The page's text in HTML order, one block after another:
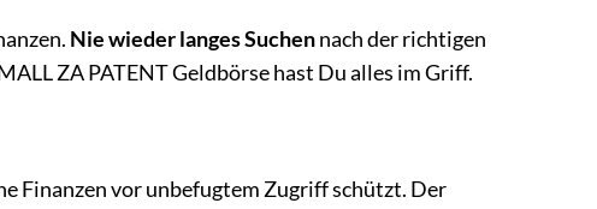
Nie wieder langes Suchennach der richtigen
ZA PATENT Geldbörse hast Du alles im Griff.
Finanzen vor unbefugtem Zugriff schützt. Der